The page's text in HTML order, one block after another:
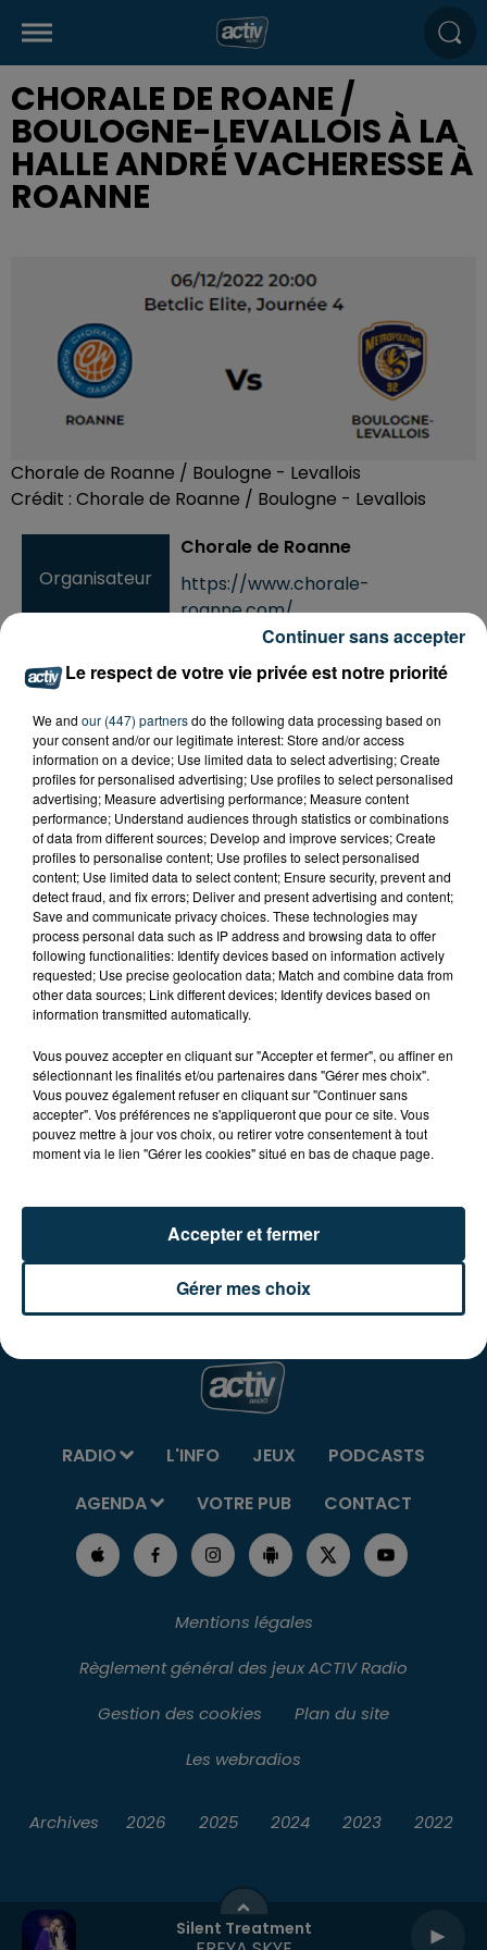
Silent Treatment
CHORALE DE ROANE /
BOULOGNE-LEVALLOIS À LA
HALLE ANDRÉ VACHERESSE À
ROANNE
Chorale de Roanne / Boulogne - Levallois
Crédit : Chorale de Roanne / Boulogne - Levallois
Organisateur
Chorale de Roanne
https://www.chorale-
roanne.com/
Date
du6 décembre 2022 à 20h00
au6 décembre 2022 à 20h51
Lieu Halle André Vacheresse à Roanne
Mardi 6 décembre 2022 à 20H, venez encourager les
Choraliens qui affronteront l'équipe de Boulogne-
chorale-roanne.com
RADIO L'INFO JEUX
PODCASTS
AGENDA
VOTRE PUB CONTACT
Mentions légales
Règlement général des jeux ACTIV Radio
Gestion des cookies
Plan du site
Les webradios
Archives 2026 2025 2024 2023 2022
Le respect de votre vie privée est notre priorité
We and our (447) partnersdo the following data processing based on
your consent and/or our legitimate interest: Store and/or access
information on a device; Use limited data to select advertising; Create
profiles for personalised advertising; Use profiles to select personalised
advertising; Measure advertising performance; Measure content
performance; Understand audiences through statistics or combinations
of data from different sources; Develop and improve services; Create
profiles to personalise content; Use profiles to select personalised
content; Use limited data to select content; Ensure security, prevent and
detect fraud, and fix errors; Deliver and present advertising and content;
Save and communicate privacy choices. These technologies may
process personal data such as IP address and browsing data to offer
following functionalities: Identify devices based on information actively
requested; Use precise geolocation data; Match and combine data from
other data sources; Link different devices; Identify devices based on
information transmitted automatically.
Vous pouvez accepter en cliquant sur "Accepter et fermer", ou affiner en
sélectionnant les finalités et/ou partenaires dans "Gérer mes choix".
Vous pouvez également refuser en cliquant sur "Continuer sans
accepter". Vos préférences ne s'appliqueront que pour ce site. Vous
pouvez mettre à jour vos choix, ou retirer votre consentement à tout
moment via le lien "Gérer les cookies" situé en bas de chaque page.
Gérer mes choix
Accepter et fermer
Continuer sans accepter